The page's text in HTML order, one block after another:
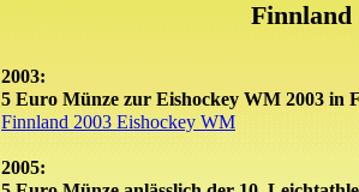
Finnland
2003:
5 Euro Münze zur Eishockey WM 2003 in
Finnland 2003 Eishockey WM
2005: